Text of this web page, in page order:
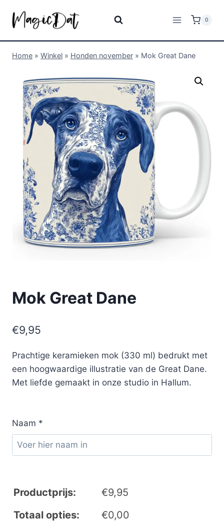
0
Home » Winkel » Honden november » Mok Great Dane
Mok Great Dane
€9,95
Prachtige keramieken mok (330 ml) bedrukt met
een hoogwaardige illustratie van de Great Dane.
Met liefde gemaakt in onze studio in Hallum.
Naam *
Productprijs: €9,95
Totaal opties:
€0,00